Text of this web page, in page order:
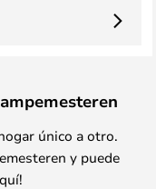
único a otro.
y puede